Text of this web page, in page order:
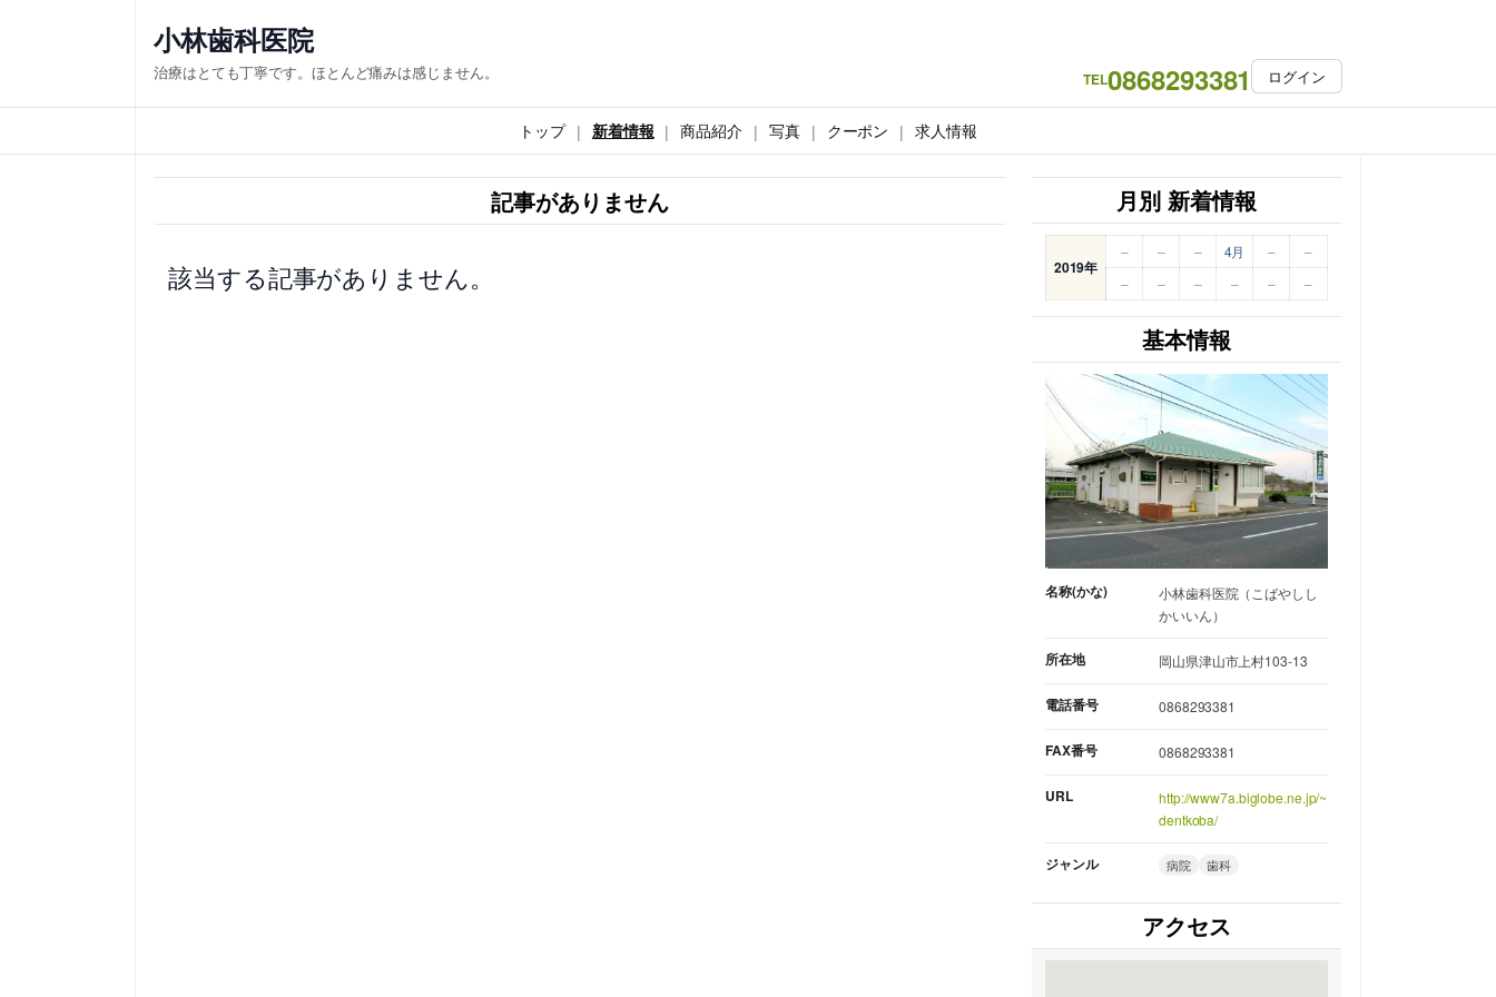
ス
キ
小林歯科医院
治療はとても丁寧です。ほとんど痛みは感じません。 TEL0868293381 ログイン
トップ 新着情報 商品紹介 写真 クーポン 求人情報
記事がありません
該当する記事がありません。
月別 新着情報
2019年
– – – 4月 –
–
–
– – – – –
基本情報
名称(かな)
小林歯科医院（こばやしし
かいいん）
所在地 岡山県津山市上村103-13
電話番号 0868293381
FAX番号 0868293381
URL
http://www7a.biglobe.ne.jp/~
dentkoba/
ジャンル 病院 歯科
アクセス